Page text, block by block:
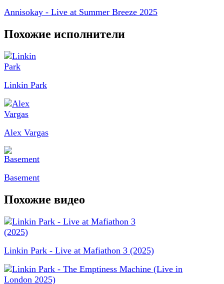
Annisokay - Live at Summer Breeze 2025
Похожие исполнители
Linkin Park
Alex Vargas
Basement
Похожие видео
Linkin Park - Live at Mafiathon 3 (2025)